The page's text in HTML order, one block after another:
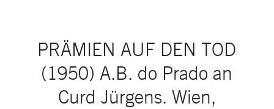
PRÄMIEN AUF DEN TOD
(1950) A.B. do Prado an
Curd Jürgens. Wien,